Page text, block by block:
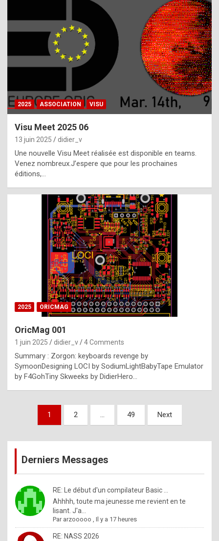
h
a
t
t
e
b
e
s
t
p
h
o
n
y
l
e
x
a
%
m
a
d
2025 ASSOCIATION VISU
Visu Meet 2025 06
13 juin 2025 didier_v
Une nouvelle Visu Meet réalisée est disponible en teams.
Venez nombreux.J’espere que pour les prochaines
éditions,…
2025 ORICMAG
OricMag 001
1 juin 2025 didier_v 4 Comments
Summary : Zorgon: keyboards revenge by
SymoonDesigning LOCI by SodiumLightBabyTape Emulator
by F4GohTiny Skweeks by DidierHero…
Pagination
publications
1 2 … 49 Next
Derniers Messages
RE: Le début d'un compilateur Basic ...
Ahhhh, toute ma jeunesse me revient en te
lisant. J'a...
Par arzooooo ,Il y a 17 heures
RE: NASS 2026